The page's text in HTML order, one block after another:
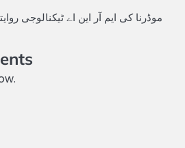
موڈرنا کی ایم آر این اے ٹیکنالوجی